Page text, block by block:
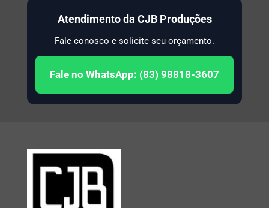
Atendimento da CJB Produções
Fale conosco e solicite seu orçamento.
Fale no WhatsApp: (83) 98818-3607